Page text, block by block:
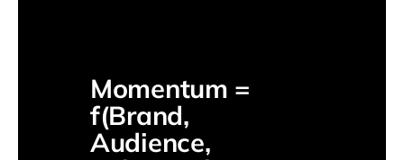
Momentum =
f(Brand,
Audience,